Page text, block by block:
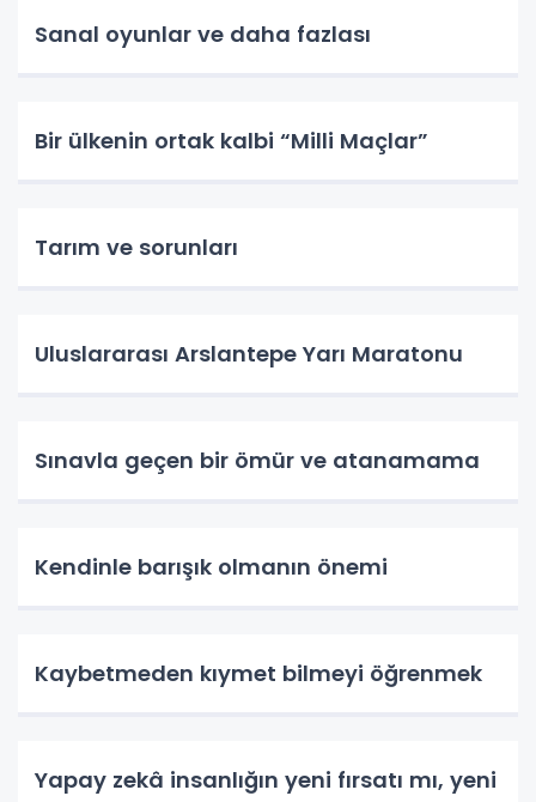
Sanal oyunlar ve daha fazlası
Bir ülkenin ortak kalbi “Milli Maçlar”
Tarım ve sorunları
Uluslararası Arslantepe Yarı Maratonu
Sınavla geçen bir ömür ve atanamama
Kendinle barışık olmanın önemi
Kaybetmeden kıymet bilmeyi öğrenmek
Yapay zekâ insanlığın yeni fırsatı mı, yeni